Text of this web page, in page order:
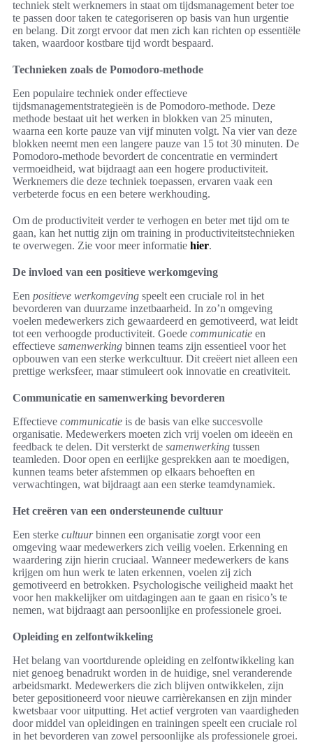
techniek stelt werknemers in staat om tijdsmanagement beter toe
te passen door taken te categoriseren op basis van hun urgentie
en belang. Dit zorgt ervoor dat men zich kan richten op essentiële
taken, waardoor kostbare tijd wordt bespaard.
Technieken zoals de Pomodoro-methode
Een populaire techniek onder effectieve
tijdsmanagementstrategieën is de Pomodoro-methode. Deze
methode bestaat uit het werken in blokken van 25 minuten,
waarna een korte pauze van vijf minuten volgt. Na vier van deze
blokken neemt men een langere pauze van 15 tot 30 minuten. De
Pomodoro-methode bevordert de concentratie en vermindert
vermoeidheid, wat bijdraagt aan een hogere productiviteit.
Werknemers die deze techniek toepassen, ervaren vaak een
verbeterde focus en een betere werkhouding.
Om de productiviteit verder te verhogen en beter met tijd om te
gaan, kan het nuttig zijn om training in productiviteitstechnieken
te overwegen. Zie voor meer informatie hier.
De invloed van een positieve werkomgeving
Een positieve werkomgeving speelt een cruciale rol in het
bevorderen van duurzame inzetbaarheid. In zo’n omgeving
voelen medewerkers zich gewaardeerd en gemotiveerd, wat leidt
tot een verhoogde productiviteit. Goede communicatie en
effectieve samenwerking binnen teams zijn essentieel voor het
opbouwen van een sterke werkcultuur. Dit creëert niet alleen een
prettige werksfeer, maar stimuleert ook innovatie en creativiteit.
Communicatie en samenwerking bevorderen
Effectieve communicatie is de basis van elke succesvolle
organisatie. Medewerkers moeten zich vrij voelen om ideeën en
feedback te delen. Dit versterkt de samenwerking tussen
teamleden. Door open en eerlijke gesprekken aan te moedigen,
kunnen teams beter afstemmen op elkaars behoeften en
verwachtingen, wat bijdraagt aan een sterke teamdynamiek.
Het creëren van een ondersteunende cultuur
Een sterke cultuurbinnen een organisatie zorgt voor een
omgeving waar medewerkers zich veilig voelen. Erkenning en
waardering zijn hierin cruciaal. Wanneer medewerkers de kans
krijgen om hun werk te laten erkennen, voelen zij zich
gemotiveerd en betrokken. Psychologische veiligheid maakt het
voor hen makkelijker om uitdagingen aan te gaan en risico’s te
nemen, wat bijdraagt aan persoonlijke en professionele groei.
Opleiding en zelfontwikkeling
Het belang van voortdurende opleiding en zelfontwikkeling kan
niet genoeg benadrukt worden in de huidige, snel veranderende
arbeidsmarkt. Medewerkers die zich blijven ontwikkelen, zijn
beter gepositioneerd voor nieuwe carrièrekansen en zijn minder
kwetsbaar voor uitputting. Het actief vergroten van vaardigheden
door middel van opleidingen en trainingen speelt een cruciale rol
in het bevorderen van zowel persoonlijke als professionele groei.